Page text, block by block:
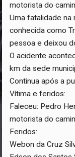
motorista do
Uma fatalidade
conhecida como
pessoa e deixou
O acidente
km da sede
Continua após a
Vítima e feridos:
Faleceu: Pedro
motorista do
Feridos:
Webon da Cruz